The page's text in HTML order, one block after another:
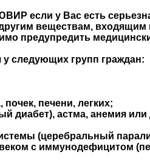
если у Вас есть
веществам, входящим
предупредить
следующих групп граждан:
печени, легких;
диабет), астма, анемия или
(церебральный
с иммунодефицитом